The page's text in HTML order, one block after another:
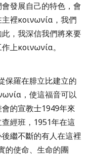
發展自己的特色，會
裡κοινωνία ，我們
，我深信我們將來要
上κοινωνία。
保羅在腓立比建立的
，使這福音可以
的宣教士1949年來
經班， 1951年在這
繼不斷的有人在這裡
的使命、生命的團